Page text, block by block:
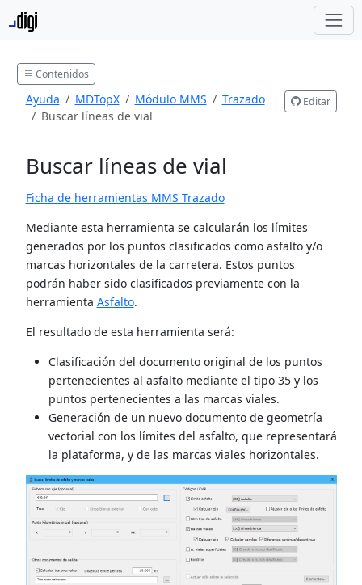
Contenidos
Ayuda MDTopX Módulo MMS
Trazado
Buscar líneas de vial
Editar
Buscar líneas de vial
Ficha de herramientas MMS Trazado
Mediante esta herramienta se calcularán los límites
generados por los puntos clasificados como asfalto y/o
marcas horizontales de la carretera. Estos puntos
podrán haber sido clasificados previamente con la
herramienta Asfalto.
El resultado de esta herramienta será:
Clasificación del documento original de los puntos
pertenecientes al asfalto mediante el tipo 35 y los
puntos pertenecientes a las marcas viales.
Generación de un nuevo documento de geometría
vectorial con los límites del asfalto, que representará
la plataforma, y de las marcas viales horizontales.